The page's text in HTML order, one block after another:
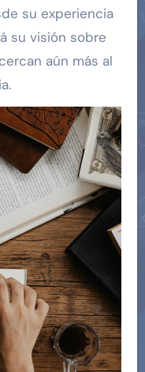
su experiencia
su visión sobre
aún más al